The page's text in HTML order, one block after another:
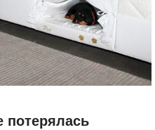
потерялась